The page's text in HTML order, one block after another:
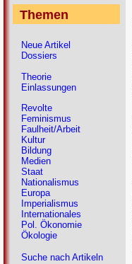
Themen
Neue Artikel
Dossiers
Theorie
Einlassungen
Revolte
Feminismus
Faulheit/Arbeit
Kultur
Bildung
Medien
Staat
Nationalismus
Europa
Imperialismus
Internationales
Pol. Ökonomie
Ökologie
Suche nach Artikeln